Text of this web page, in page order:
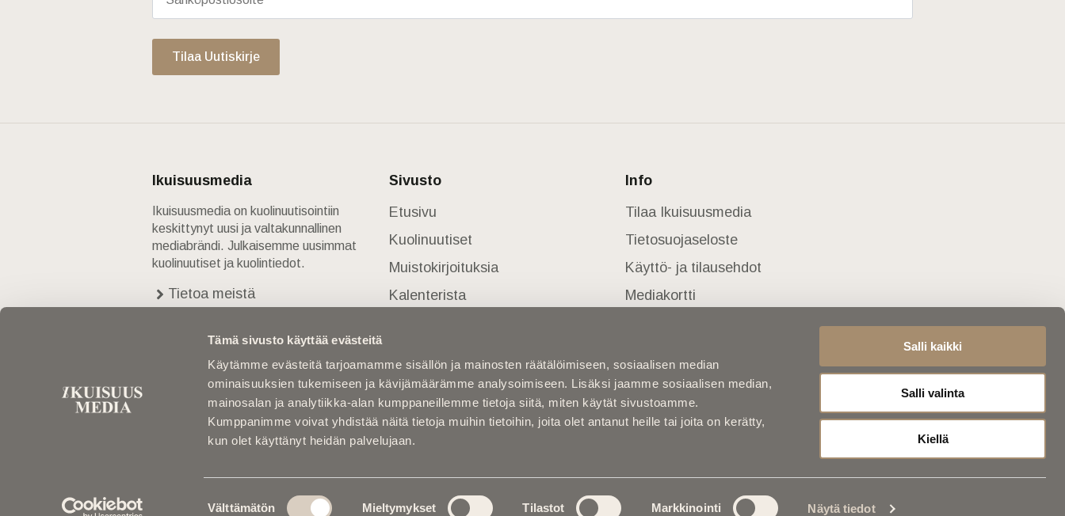
Tämä sivusto käyttää evästeitä
Käytämme evästeitä tarjoamamme sisällön ja mainosten räätälöimiseen, sosiaalisen median
ominaisuuksien tukemiseen ja kävijämäärämme analysoimiseen. Lisäksi jaamme sosiaalisen median,
mainosalan ja analytiikka-alan kumppaneillemme tietoja siitä, miten käytät sivustoamme.
Kumppanimme voivat yhdistää näitä tietoja muihin tietoihin, joita olet antanut heille tai joita on kerätty,
kun olet käyttänyt heidän palvelujaan.
Välttämätön Mieltymykset Tilastot Markkinointi Näytä tiedot
Salli kaikki
Salli valinta
Kiellä
Tilaa Uutiskirje
Ikuisuusmedia
Ikuisuusmedia on kuolinuutisointiin
keskittynyt uusi ja valtakunnallinen
mediabrändi. Julkaisemme uusimmat
kuolinuutiset ja kuolintiedot.
Tietoa meistä
Yhteystiedot
Sivusto
Etusivu
Kuolinuutiset
Muistokirjoituksia
Kalenterista
Kuolleita
Info
Tilaa Ikuisuusmedia
Tietosuojaseloste
Käyttö- ja tilausehdot
Mediakortti